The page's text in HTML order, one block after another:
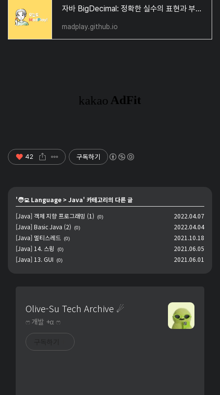
자바 BigDecimal: 정확한 실수의 표현과 부동 소수점
madplay.github.io
42 구독하기
'🧑‍💻 Language > Java' 카테고리의 다른 글
[Java] 객체 지향 프로그래밍 (1)
(0)
2022.04.07
[Java] Basic Java (2)
(0)
2022.04.04
[Java] 멀티스레드
(0)
2021.10.18
[Java] 14. 스윙
(0)
2021.06.05
[Java] 13. GUI
(0) 2021.06.01
Olive-Su Tech Archive ☄︎
ෆ 개발 +α ෆ